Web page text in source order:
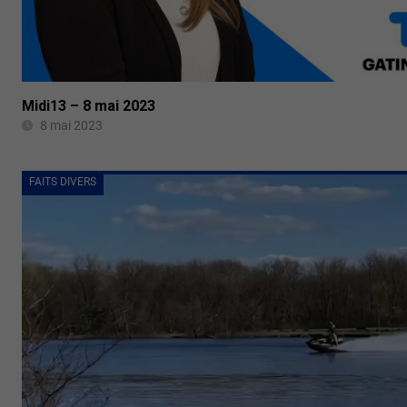
Midi13 – 8 mai 2023
8 mai 2023
FAITS DIVERS